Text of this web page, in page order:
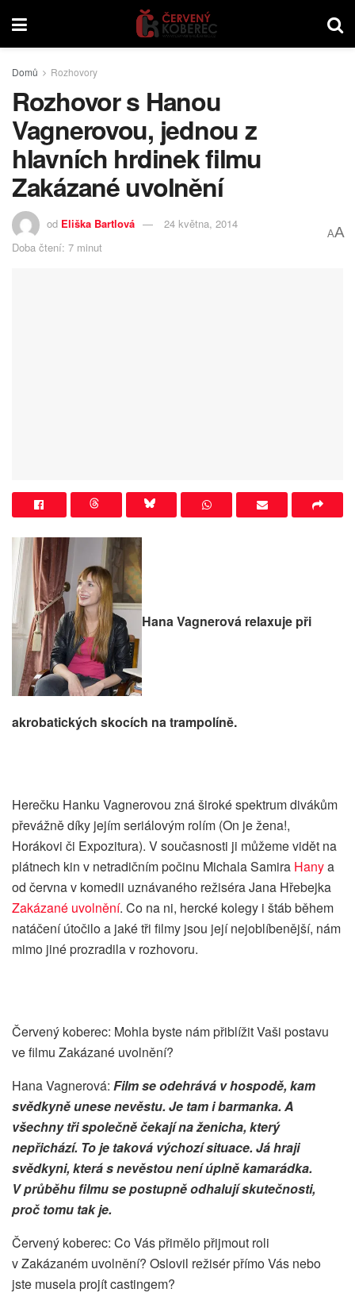
Domů Rozhovory
Rozhovor s Hanou
Vagnerovou, jednou z
hlavních hrdinek filmu
Zakázané uvolnění
od Eliška Bartlová
24 května, 2014
Doba čtení: 7 minut
AA
Hana Vagnerová relaxuje při
akrobatických skocích na trampolíně.
Herečku Hanku Vagnerovou zná široké spektrum divákům
převážně díky jejím seriálovým rolím (On je žena!,
Horákovi či Expozitura). V současnosti ji můžeme vidět na
plátnech kin v netradičním počinu Michala Samira Hanya
od června v komedii uznávaného režiséra Jana Hřebejka
Zakázané uvolnění. Co na ni, hercké kolegy i štáb během
natáčení útočilo a jaké tři filmy jsou její nejoblíbenější, nám
mimo jiné prozradila v rozhovoru.
Červený koberec: Mohla byste nám přiblížit Vaši postavu
ve filmu Zakázané uvolnění?
Hana Vagnerová: Film se odehrává v hospodě, kam
svědkyně unese nevěstu. Je tam i barmanka. A
všechny tři společně čekají na ženicha, který
nepřichází. To je taková výchozí situace. Já hraji
svědkyni, která s nevěstou není úplně kamarádka.
V průběhu filmu se postupně odhalují skutečnosti,
proč tomu tak je.
Červený koberec: Co Vás přimělo přijmout roli
v Zakázaném uvolnění? Oslovil režisér přímo Vás nebo
jste musela projít castingem?